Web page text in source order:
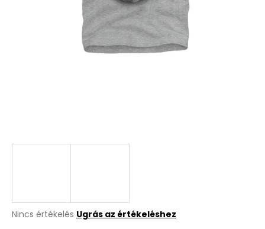
A
Nincs értékelés Ugrás az értékeléshez